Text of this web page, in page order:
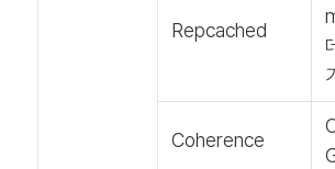
Repcached
Coherence